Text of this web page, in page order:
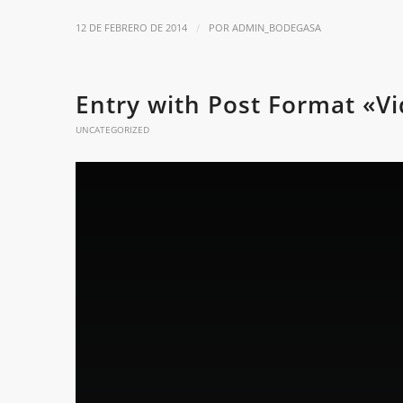
12 DE FEBRERO DE 2014 / POR ADMIN_BODEGASA
Entry with Post Format
UNCATEGORIZED